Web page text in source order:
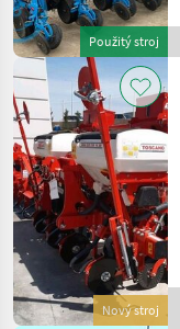
Použitý stroj
Nový stroj